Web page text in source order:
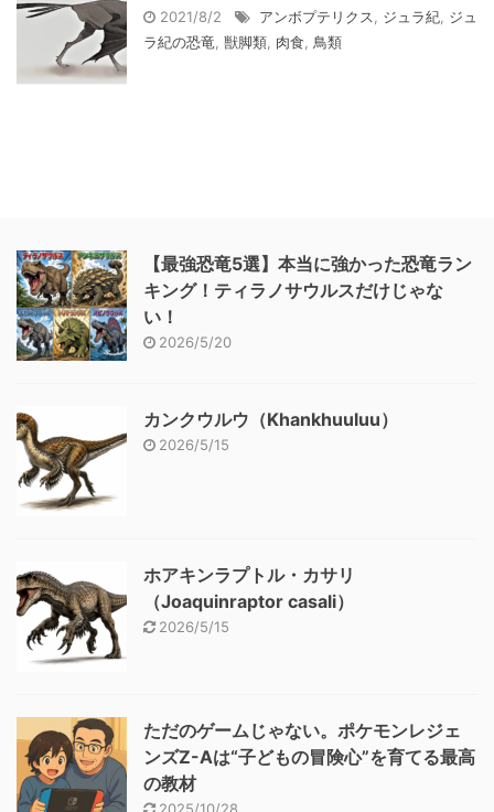
2021/8/2 アンボプテリクス ジュラ紀 ジュ
ラ紀の恐竜 獣脚類 肉食 鳥類
【最強恐竜5選】本当に強かった恐竜ラン
キング！ティラノサウルスだけじゃな
い！
2026/5/20
カンクウルウ（Khankhuuluu）
2026/5/15
ホアキンラプトル・カサリ
（Joaquinraptor casali）
2026/5/15
ただのゲームじゃない。ポケモンレジェ
ンズZ-Aは“子どもの冒険心”を育てる最高
の教材